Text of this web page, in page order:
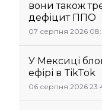
вони також
дефіцит ППО
07 серпня 2026
У Мексиці
ефірі в TikTok
06 серпня 2026